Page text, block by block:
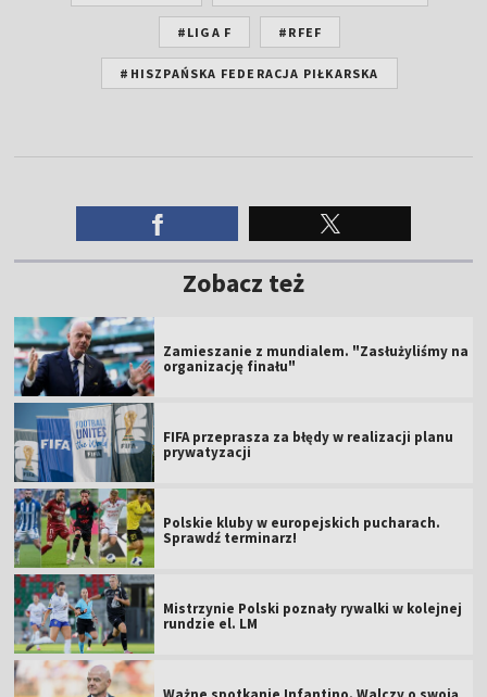
#LIGA F #RFEF
#HISZPAŃSKA FEDERACJA PIŁKARSKA
Zobacz też
Zamieszanie z mundialem. "Zasłużyliśmy na
organizację finału"
FIFA przeprasza za błędy w realizacji planu
prywatyzacji
Polskie kluby w europejskich pucharach.
Sprawdź terminarz!
Mistrzynie Polski poznały rywalki w kolejnej
rundzie el. LM